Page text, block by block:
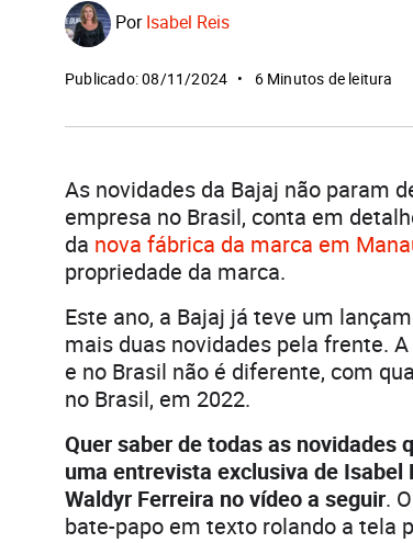
PorIsabel Reis
Publicado: 08/11/2024 6 Minutos de leitura
As novidades da Bajaj não param
empresa no Brasil, conta em
da nova fábrica da marca em
propriedade da marca.
Este ano, a Bajaj já teve um
mais duas novidades pela frente.
e no Brasil não é diferente, com
no Brasil, em 2022.
Quer saber de todas as novidades
uma entrevista exclusiva de
Waldyr Ferreira no vídeo a seguir.
bate-papo em texto rolando a tela